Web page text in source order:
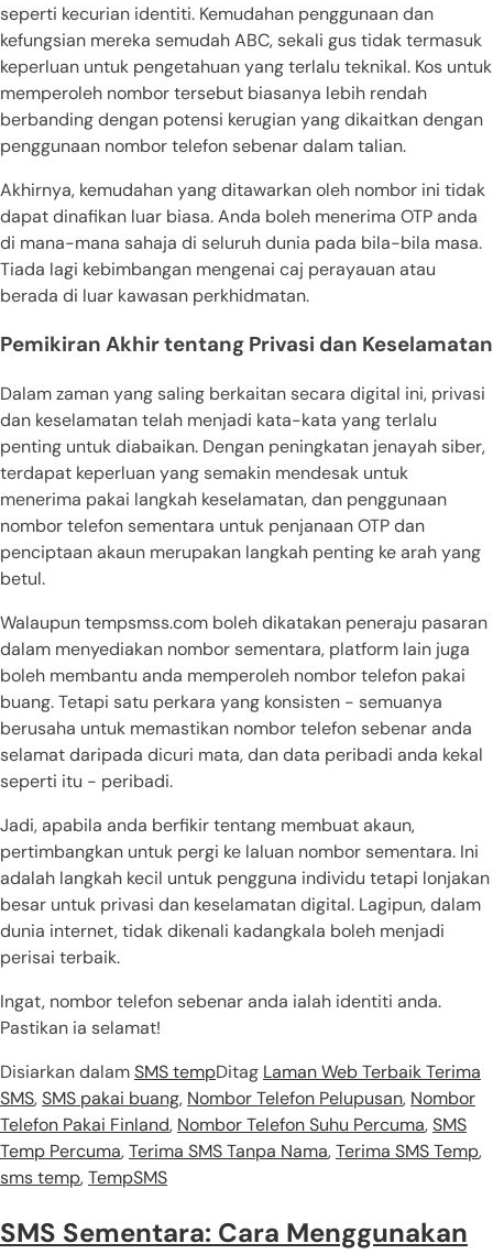
seperti kecurian identiti. Kemudahan penggunaan dan
kefungsian mereka semudah ABC, sekali gus tidak termasuk
keperluan untuk pengetahuan yang terlalu teknikal. Kos untuk
memperoleh nombor tersebut biasanya lebih rendah
berbanding dengan potensi kerugian yang dikaitkan dengan
penggunaan nombor telefon sebenar dalam talian.
Akhirnya, kemudahan yang ditawarkan oleh nombor ini tidak
dapat dinafikan luar biasa. Anda boleh menerima OTP anda
di mana-mana sahaja di seluruh dunia pada bila-bila masa.
Tiada lagi kebimbangan mengenai caj perayauan atau
berada di luar kawasan perkhidmatan.
Pemikiran Akhir tentang Privasi dan Keselamatan
Dalam zaman yang saling berkaitan secara digital ini, privasi
dan keselamatan telah menjadi kata-kata yang terlalu
penting untuk diabaikan. Dengan peningkatan jenayah siber,
terdapat keperluan yang semakin mendesak untuk
menerima pakai langkah keselamatan, dan penggunaan
nombor telefon sementara untuk penjanaan OTP dan
penciptaan akaun merupakan langkah penting ke arah yang
betul.
Walaupun tempsmss.com boleh dikatakan peneraju pasaran
dalam menyediakan nombor sementara, platform lain juga
boleh membantu anda memperoleh nombor telefon pakai
buang. Tetapi satu perkara yang konsisten - semuanya
berusaha untuk memastikan nombor telefon sebenar anda
selamat daripada dicuri mata, dan data peribadi anda kekal
seperti itu - peribadi.
Jadi, apabila anda berfikir tentang membuat akaun,
pertimbangkan untuk pergi ke laluan nombor sementara. Ini
adalah langkah kecil untuk pengguna individu tetapi lonjakan
besar untuk privasi dan keselamatan digital. Lagipun, dalam
dunia internet, tidak dikenali kadangkala boleh menjadi
perisai terbaik.
Ingat, nombor telefon sebenar anda ialah identiti anda.
Pastikan ia selamat!
Disiarkan dalamSMS tempDitag Laman Web Terbaik Terima
SMS,SMS pakai buang, Nombor Telefon Pelupusan, Nombor
Telefon Pakai Finland, Nombor Telefon Suhu Percuma,SMS
Temp Percuma,Terima SMS Tanpa Nama,Terima SMS Temp,
sms temp,TempSMS
SMS Sementara: Cara Menggunakan